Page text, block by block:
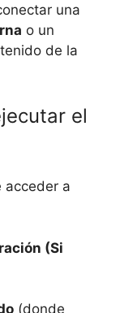
una
o un
de la
el
acceder a
(Si
(donde